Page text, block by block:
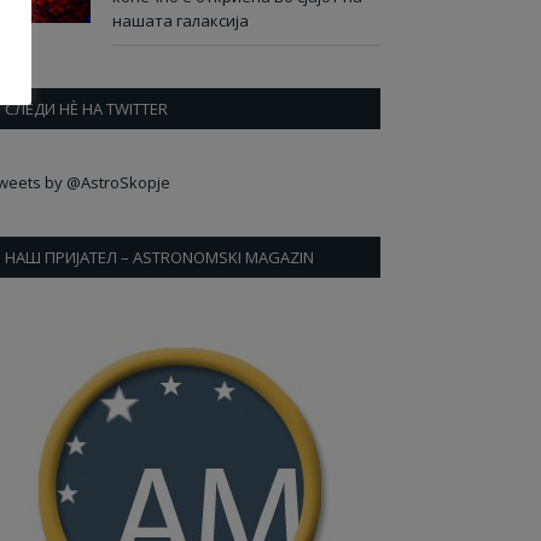
нашата галаксија
СЛЕДИ НÈ НА TWITTER
by @AstroSkopje
НАШ ПРИЈАТЕЛ – ASTRONOMSKI MAGAZIN